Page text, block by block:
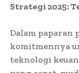
Strategi 2025:
Dalam paparan
komitmennya
teknologi